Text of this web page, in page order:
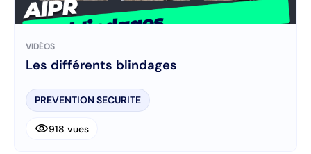
VIDÉOS
Les différents blindages
PREVENTION SECURITE
visibility918 vues